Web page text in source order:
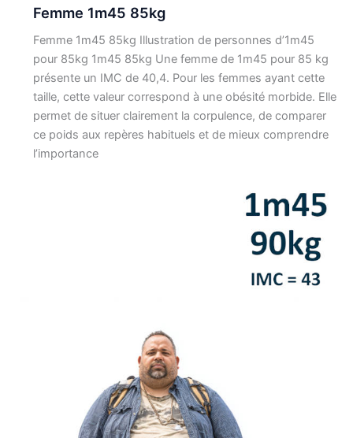
Femme 1m45 85kg
Femme 1m45 85kg Illustration de personnes d’1m45
pour 85kg 1m45 85kg Une femme de 1m45 pour 85 kg
présente un IMC de 40,4. Pour les femmes ayant cette
taille, cette valeur correspond à une obésité morbide. Elle
permet de situer clairement la corpulence, de comparer
ce poids aux repères habituels et de mieux comprendre
l’importance